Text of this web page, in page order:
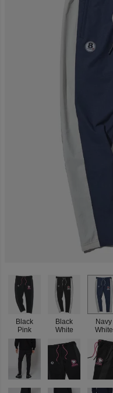
Black
Pink
Black
White
Navy
White